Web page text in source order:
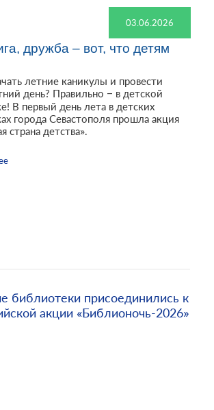
03.06.2026
дружба – вот, что детям
летние каникулы и провести
день? Правильно – в детской
В первый день лета в детских
города Севастополя прошла акция
страна детства».